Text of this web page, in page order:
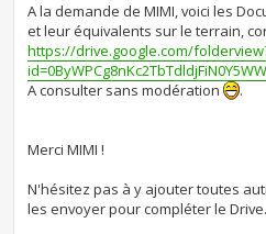
A la demande de MIMI, voici les
et leur équivalents sur le terrain,
https://drive.google.com/
A consulter sans modération
.
Merci MIMI !
N'hésitez pas à y ajouter toutes
les envoyer pour compléter le Drive.